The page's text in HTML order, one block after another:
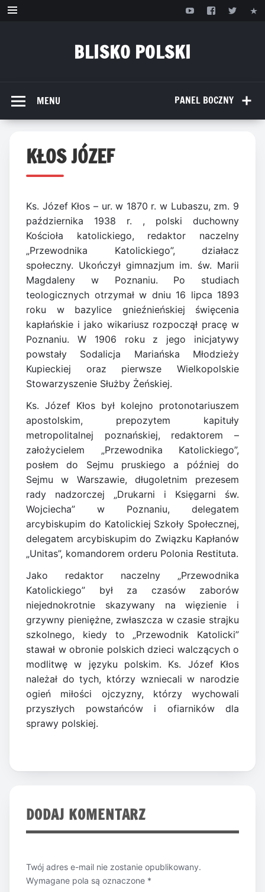
Przejdź
BLISKO POLSKI
PANEL BOCZNY
MENU
KŁOS JÓZEF
Ks. Józef Kłos – ur. w 1870 r. w Lubaszu, zm. 9
października 1938 r. , polski duchowny
Kościoła katolickiego, redaktor naczelny
„Przewodnika Katolickiego”, działacz
społeczny. Ukończył gimnazjum im. św. Marii
Magdaleny w Poznaniu. Po studiach
teologicznych otrzymał w dniu 16 lipca 1893
roku w bazylice gnieźnieńskiej święcenia
kapłańskie i jako wikariusz rozpoczął pracę w
Poznaniu. W 1906 roku z jego inicjatywy
powstały Sodalicja Mariańska Młodzieży
Kupieckiej oraz pierwsze Wielkopolskie
Stowarzyszenie Służby Żeńskiej.
Ks. Józef Kłos był kolejno protonotariuszem
apostolskim, prepozytem kapituły
metropolitalnej poznańskiej, redaktorem –
założycielem „Przewodnika Katolickiego”,
posłem do Sejmu pruskiego a później do
Sejmu w Warszawie, długoletnim prezesem
rady nadzorczej „Drukarni i Księgarni św.
Wojciecha” w Poznaniu, delegatem
arcybiskupim do Katolickiej Szkoły Społecznej,
delegatem arcybiskupim do Związku Kapłanów
„Unitas”, komandorem orderu Polonia Restituta.
Jako redaktor naczelny „Przewodnika
Katolickiego” był za czasów zaborów
niejednokrotnie skazywany na więzienie i
grzywny pieniężne, zwłaszcza w czasie strajku
szkolnego, kiedy to „Przewodnik Katolicki”
stawał w obronie polskich dzieci walczących o
modlitwę w języku polskim. Ks. Józef Kłos
należał do tych, którzy wzniecali w narodzie
ogień miłości ojczyzny, którzy wychowali
przyszłych powstańców i ofiarników dla
sprawy polskiej.
DODAJ KOMENTARZ
Twój adres e-mail nie zostanie opublikowany.
Wymagane pola są oznaczone *